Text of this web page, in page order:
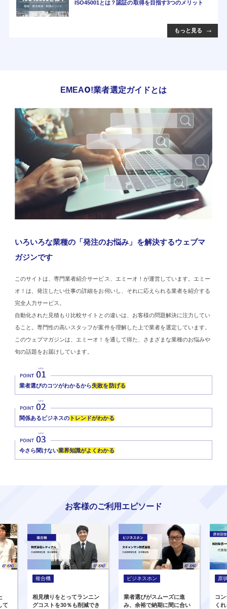
ISO45001とは？認証の取得を目指す3つのメリット
もっと見る
EMEAO!業者選定ガイドとは
いろいろな業種の「発注のお悩み」を解決するウェブマ
ガジンです
このサイトは、専門業者紹介サービス、エミーオ！が運営しています。エミー
オ！は、発注したい仕事の詳細をお伺いし、それに応えられる業者を紹介する
完全人力サービス。
自動化された見積もり比較サイトとの違いは、お客様の問題解決に注力してい
ること。専門性の高いスタッフが案件を理解した上で業者を選定しています。
このウェブマガジンは、エミーオ！を通して得た、さまざまな業種のお悩みや
旬の話題をお届けしています。
業者選びのコツがわかるから失敗を防げる
関係あるビジネスの トレンドがわかる
今さら聞けない業界知識がよくわかる
お客様のご利用エピソード
て
複合機
相見積りをとってランニン
グコストを30％も削減でき
ビジネスホン
業者選びがスムーズに進
み、余裕で納期に間に合い
原
コ
く